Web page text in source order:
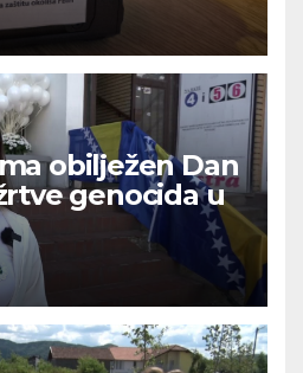
obilježen Dan
genocida u